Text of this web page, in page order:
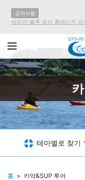
공지사항
세리안 블루 공식 홈페이지 리
오키나
홈 카약&SUP 투어
테마별로 찾기